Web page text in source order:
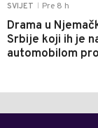
SVIJET Pre 8 h
Drama u
Srbije koji ih je
automobilom